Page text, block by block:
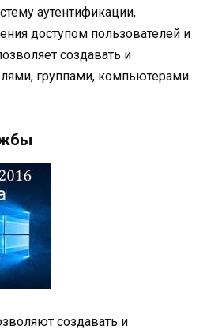
аутентификации,
доступом пользователей и
создавать и
группами, компьютерами
создавать и